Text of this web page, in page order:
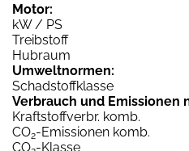
Motor:
kW / PS
Treibstoff
Hubraum
Umweltnormen:
Schadstoffklasse
Verbrauch und Emissionen
Kraftstoffverbr. komb.
CO2-Emissionen komb.
CO -Klasse